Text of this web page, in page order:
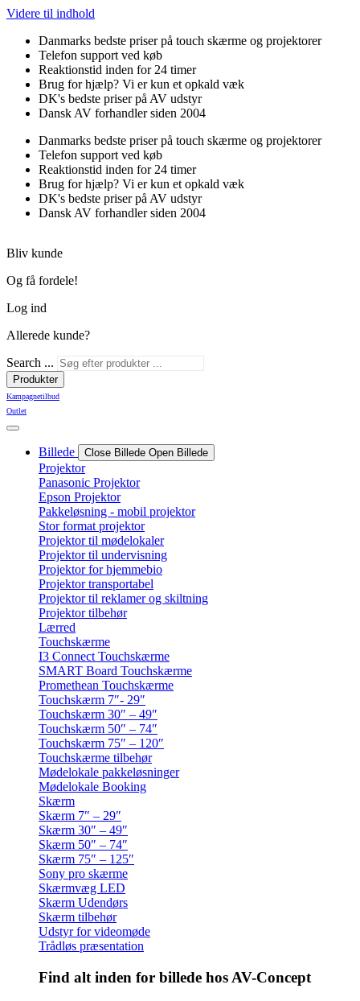
Videre til indhold
Danmarks bedste priser på touch skærme og projektorer
Telefon support ved køb
Reaktionstid inden for 24 timer
Brug for hjælp? Vi er kun et opkald væk
DK's bedste priser på AV udstyr
Dansk AV forhandler siden 2004
Danmarks bedste priser på touch skærme og projektorer
Telefon support ved køb
Reaktionstid inden for 24 timer
Brug for hjælp? Vi er kun et opkald væk
DK's bedste priser på AV udstyr
Dansk AV forhandler siden 2004
Bliv kunde
Og få fordele!
Log ind
Allerede kunde?
Search ...
Produkter
Kampagnetilbud
Outlet
Billede Close Billede Open Billede
Projektor
Panasonic Projektor
Epson Projektor
Pakkeløsning - mobil projektor
Stor format projektor
Projektor til mødelokaler
Projektor til undervisning
Projektor for hjemmebio
Projektor transportabel
Projektor til reklamer og skiltning
Projektor tilbehør
Lærred
Touchskærme
I3 Connect Touchskærme
SMART Board Touchskærme
Promethean Touchskærme
Touchskærm 7″- 29″
Touchskærm 30″ – 49″
Touchskærm 50″ – 74″
Touchskærm 75″ – 120″
Touchskærme tilbehør
Mødelokale pakkeløsninger
Mødelokale Booking
Skærm
Skærm 7″ – 29″
Skærm 30″ – 49″
Skærm 50″ – 74″
Skærm 75″ – 125″
Sony pro skærme
Skærmvæg LED
Skærm Udendørs
Skærm tilbehør
Udstyr for videomøde
Trådløs præsentation
Find alt inden for billede hos AV-Concept